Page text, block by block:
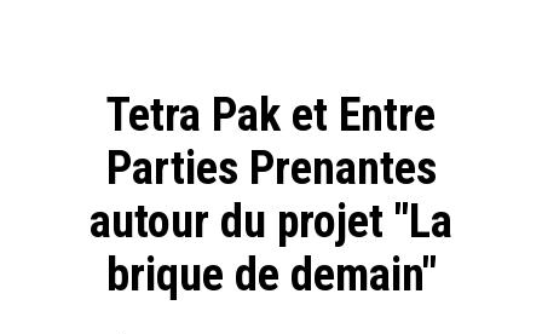
Tetra Pak et Entre
Parties Prenantes
autour du projet "La
brique de demain"